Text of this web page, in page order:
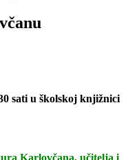
sati u školskoj knjižnici
Karlovčana, učitelja i